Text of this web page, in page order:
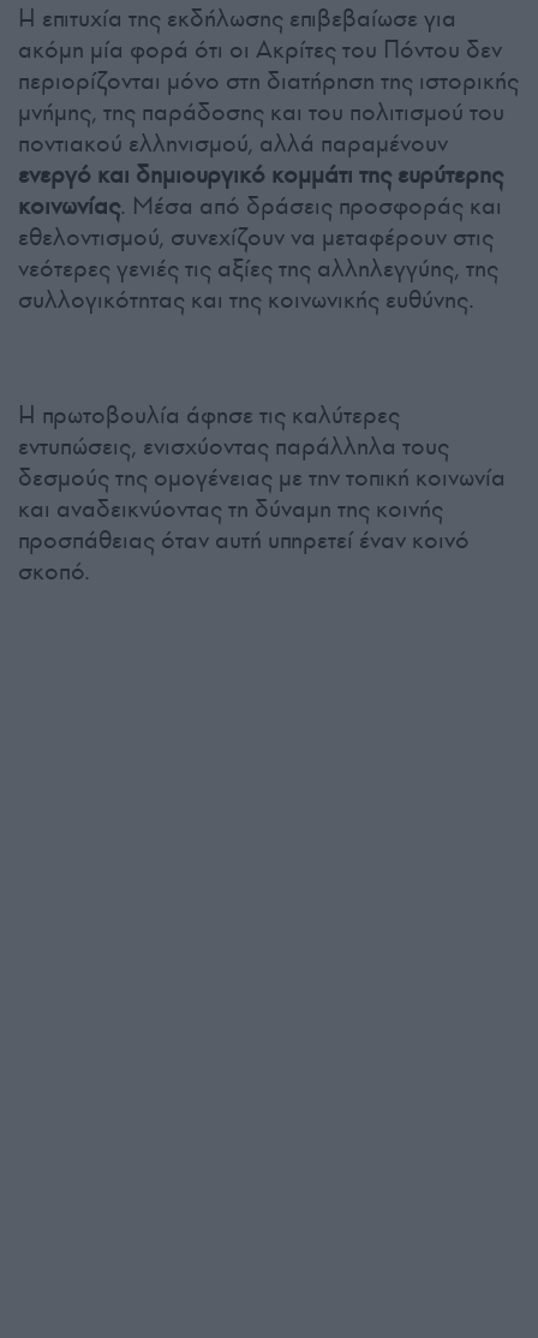
Η επιτυχία της εκδήλωσης επιβεβαίωσε για
ακόμη μία φορά ότι οι Ακρίτες του Πόντου δεν
περιορίζονται μόνο στη διατήρηση της ιστορικής
μνήμης, της παράδοσης και του πολιτισμού του
ποντιακού ελληνισμού, αλλά παραμένουν
ενεργό και δημιουργικό κομμάτι της ευρύτερης
κοινωνίας. Μέσα από δράσεις προσφοράς και
εθελοντισμού, συνεχίζουν να μεταφέρουν στις
νεότερες γενιές τις αξίες της αλληλεγγύης, της
συλλογικότητας και της κοινωνικής ευθύνης.
Η πρωτοβουλία άφησε τις καλύτερες
εντυπώσεις, ενισχύοντας παράλληλα τους
δεσμούς της ομογένειας με την τοπική κοινωνία
και αναδεικνύοντας τη δύναμη της κοινής
προσπάθειας όταν αυτή υπηρετεί έναν κοινό
σκοπό.